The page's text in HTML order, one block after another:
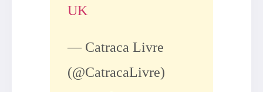
UK
— Catraca Livre
(@CatracaLivre)